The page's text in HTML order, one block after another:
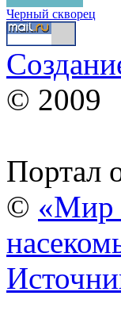
Черный скворец
© 2009
Портал
© «Мир